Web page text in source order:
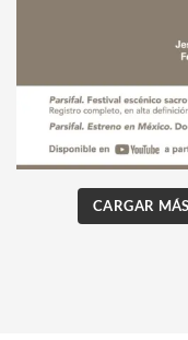
CARGAR MÁS